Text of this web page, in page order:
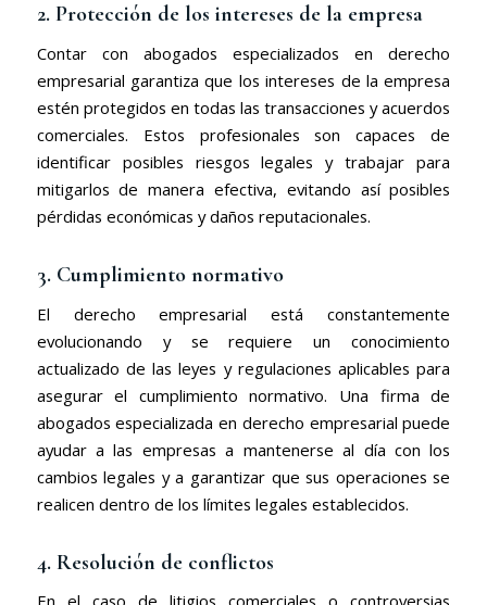
2. Protección de los intereses de la empresa
Contar con abogados especializados en derecho
empresarial garantiza que los intereses de la empresa
estén protegidos en todas las transacciones y acuerdos
comerciales. Estos profesionales son capaces de
identificar posibles riesgos legales y trabajar para
mitigarlos de manera efectiva, evitando así posibles
pérdidas económicas y daños reputacionales.
3. Cumplimiento normativo
El derecho empresarial está constantemente
evolucionando y se requiere un conocimiento
actualizado de las leyes y regulaciones aplicables para
asegurar el cumplimiento normativo. Una firma de
abogados especializada en derecho empresarial puede
ayudar a las empresas a mantenerse al día con los
cambios legales y a garantizar que sus operaciones se
realicen dentro de los límites legales establecidos.
4. Resolución de conflictos